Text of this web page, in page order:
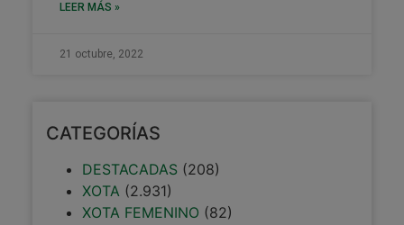
LEER MÁS »
21 octubre, 2022
CATEGORÍAS
DESTACADAS (208)
XOTA(2.931)
XOTA FEMENINO (82)